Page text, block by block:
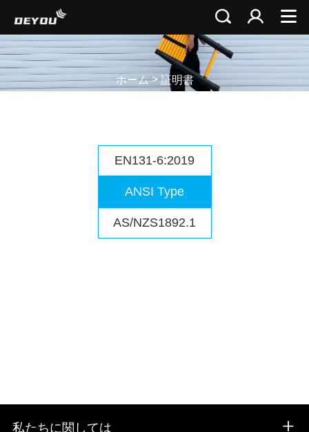
ホーム>証明書
EN131-6:2019
ANSI Type
AS/NZS1892.1
私たちに関しては